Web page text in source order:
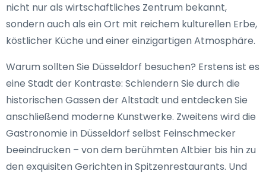
nicht nur als wirtschaftliches Zentrum bekannt,
sondern auch als ein Ort mit reichem kulturellen Erbe,
köstlicher Küche und einer einzigartigen Atmosphäre.
Warum sollten Sie Düsseldorf besuchen? Erstens ist es
eine Stadt der Kontraste: Schlendern Sie durch die
historischen Gassen der Altstadt und entdecken Sie
anschließend moderne Kunstwerke. Zweitens wird die
Gastronomie in Düsseldorf selbst Feinschmecker
beeindrucken – von dem berühmten Altbier bis hin zu
den exquisiten Gerichten in Spitzenrestaurants. Und